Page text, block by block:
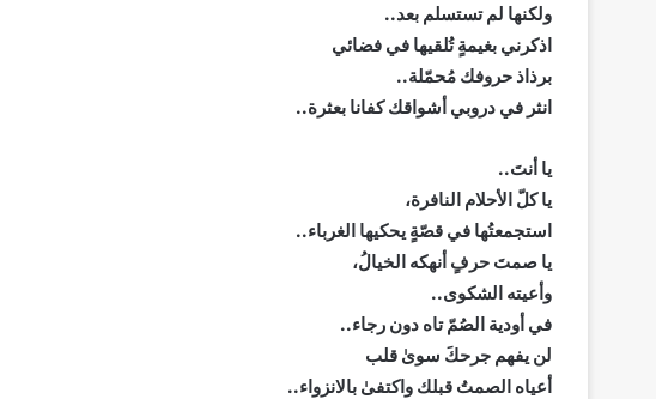
ولكنها لم تستسلم بعد..
اذكرني بغيمةٍ تُلقيها في فضائي
برذاذ حروفك مُحمّلة..
انثر في دروبي أشواقك كفانا بعثرة..
يا أنتَ..
يا كلّ الأحلام النافرة،
استجمعتُها في قصّةٍ يحكيها الغرباء..
يا صمتَ حرفٍ أنهكه الخيالُ،
وأعيته الشكوى..
في أودية الصُمّ تاه دون رجاء..
لن يفهم جرحكَ سوىٰ قلب
أعياه الصمتُ قبلك واكتفىٰ بالانزواء..